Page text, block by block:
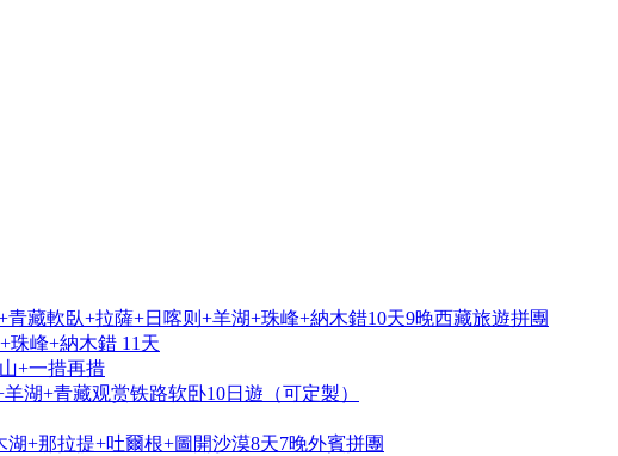
藏軟臥+拉薩+日喀则+羊湖+珠峰+納木錯10天9晚西藏旅遊拼團
珠峰+納木錯 11天
+一措再措
湖+青藏观赏铁路软卧10日遊（可定製）
+那拉提+吐爾根+圖開沙漠8天7晚外賓拼團